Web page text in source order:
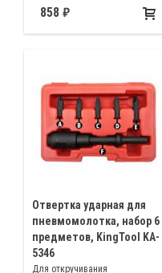
858
Отвертка ударная для
пневмомолотка, набор 6
предметов, KingTool KA-
5346
Для откручивания